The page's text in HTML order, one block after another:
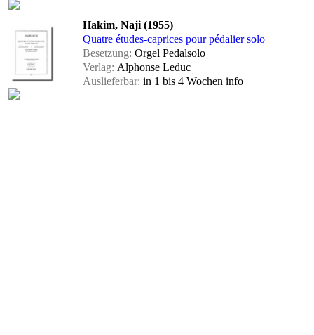
Hakim, Naji (1955)
Quatre études-caprices pour pédalier solo
Besetzung: Orgel Pedalsolo
Verlag: Alphonse Leduc
Auslieferbar: in 1 bis 4 Wochen info